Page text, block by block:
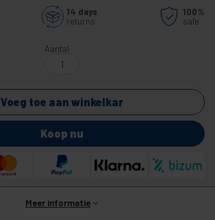
14 days
returns
100%
safe
Aantal
Voeg toe aan winkelkar
Koop nu
Meer informatie